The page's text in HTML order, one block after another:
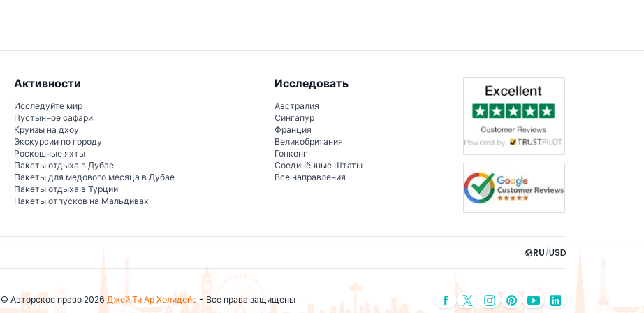
Активности
Исследуйте мир
Пустынное сафари
Круизы на дхоу
Экскурсии по городу
Роскошные яхты
Пакеты отдыха в Дубае
Пакеты для медового месяца в Дубае
Пакеты отдыха в Турции
Пакеты отпусков на Мальдивах
Исследовать
Австралия
Сингапур
Франция
Великобритания
Гонконг
Соединённые Штаты
Все направления
RU/USD
© Авторское право 2026 Джей Ти Ар Холидейс- Все права защищены